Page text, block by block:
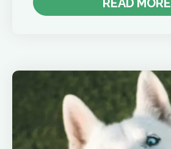
READ MORE